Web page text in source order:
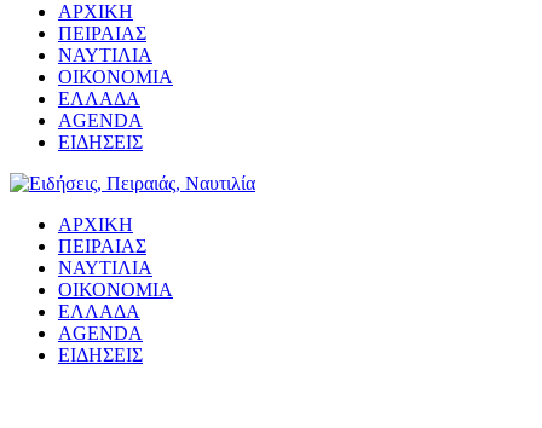
ΑΡΧΙΚΗ
ΠΕΙΡΑΙΑΣ
ΝΑΥΤΙΛΙΑ
ΟΙΚΟΝΟΜΙΑ
ΕΛΛΑΔΑ
AGENDA
ΕΙΔΗΣΕΙΣ
ΑΡΧΙΚΗ
ΠΕΙΡΑΙΑΣ
ΝΑΥΤΙΛΙΑ
ΟΙΚΟΝΟΜΙΑ
ΕΛΛΑΔΑ
AGENDA
ΕΙΔΗΣΕΙΣ